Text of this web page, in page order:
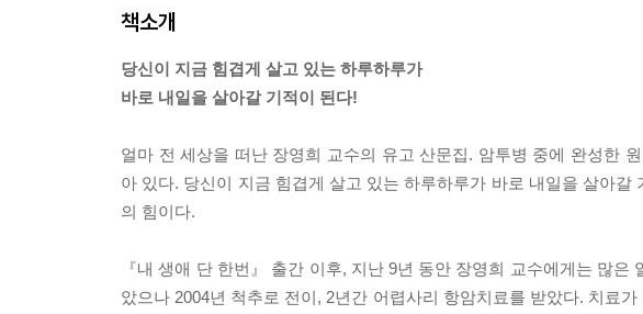
책소개
당신이 지금 힘겹게 살고 있는 하루하루가
바로 내일을 살아갈 기적이 된다!
얼마 전 세상을 떠난 장영희 교수의 유고 산문집. 암투병 중에 완성한
아 있다. 당신이 지금 힘겹게 살고 있는 하루하루가 바로 내일을 살아
의 힘이다.
『내 생애 단 한번』 출간 이후, 지난 9년 동안 장영희 교수에게는 많
았으나 2004년 척추로 전이, 2년간 어렵사리 항암치료를 받았다. 치료